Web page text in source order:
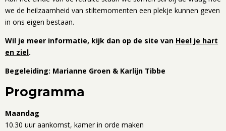
we de heilzaamheid van stiltemomenten een plekje kunnen geven
in ons eigen bestaan.
Wil je meer informatie, kijk dan op de site van Heel je hart
en ziel.
Begeleiding: Marianne Groen & Karlijn Tibbe
Programma
Maandag
10.30 uur aankomst, kamer in orde maken